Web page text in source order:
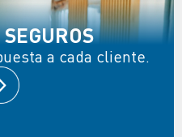
a cada cliente.